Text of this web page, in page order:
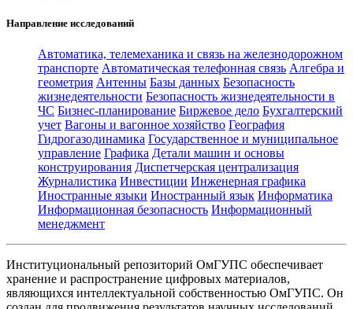
Направление исследований
Автоматика, телемеханика и связь на железнодорожном
транспорте Автоматическая телефонная связь Алгебра и
геометрия Антенны Базы данных Безопасность
жизнедеятельности Безопасность жизнедеятельности в
ЧС Бизнес-планирование Биржевое дело Бухгалтерский
учет Вагоны и вагонное хозяйство География
Гидрогазодинамика Государственное и муниципальное
управление Графика Детали машин и основы
конструирования Диспетчерская централизация
Журналистика Инвестиции Инженерная графика
Иностранные языки Иностранный язык Информатика
Информационная безопасность Информационный
менеджмент
Институциональный репозиторий ОмГУПС обеспечивает
хранение и распространение цифровых материалов,
являющихся интеллектуальной собственностью ОмГУПС. Он